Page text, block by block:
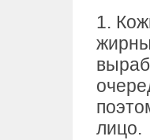
1.
лицо.